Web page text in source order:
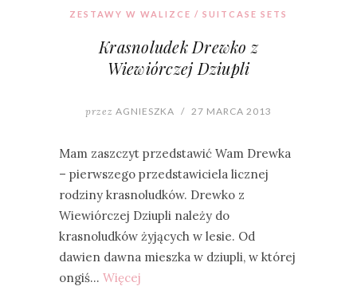
ZESTAWY W WALIZCE / SUITCASE SETS
Krasnoludek Drewko z
Wiewiórczej Dziupli
przez AGNIESZKA / 27 MARCA 2013
Mam zaszczyt przedstawić Wam Drewka
– pierwszego przedstawiciela licznej
rodziny krasnoludków. Drewko z
Wiewiórczej Dziupli należy do
krasnoludków żyjących w lesie. Od
dawien dawna mieszka w dziupli, w której
ongiś… Więcej